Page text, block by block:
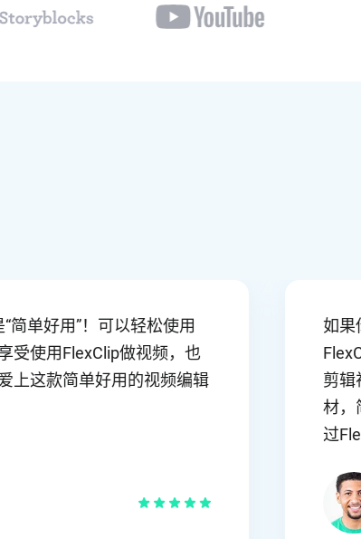
就是“简单好用”！可以轻松使用
非常享受使用FlexClip做视频，也
定会爱上这款简单好用的视频编辑
瑞